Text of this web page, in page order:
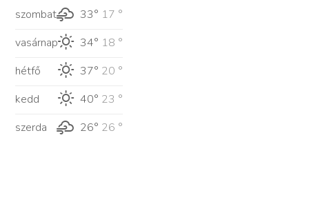
szombat 33° 17 °
vasárnap
34° 18 °
hétfő
37° 20 °
kedd
40° 23 °
szerda
26° 26 °